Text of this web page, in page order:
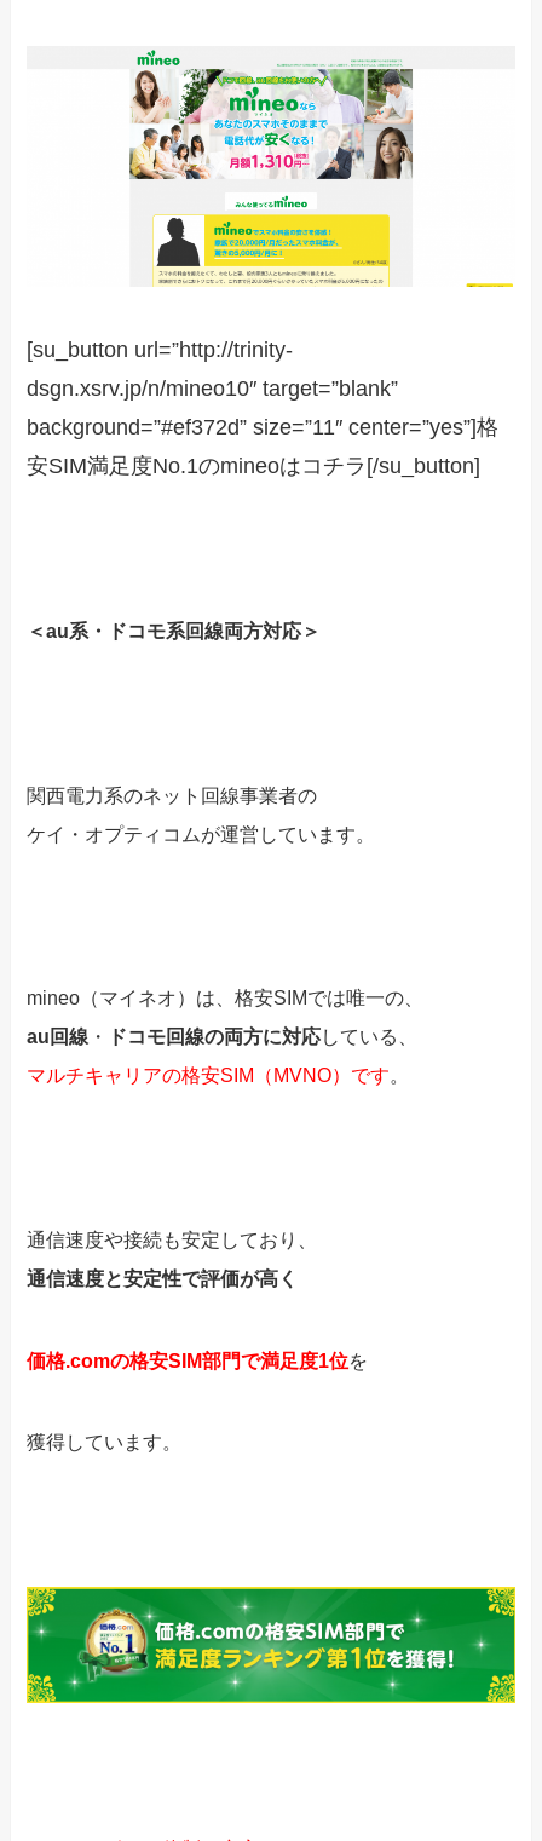
[su_button url=”http://trinity-
dsgn.xsrv.jp/n/mineo10″ target=”blank”
background=”#ef372d” size=”11″ center=”yes”]格
安SIM満足度No.1のmineoはコチラ[/su_button]
＜au系・ドコモ系回線両方対応＞
関西電力系のネット回線事業者の
ケイ・オプティコムが運営しています。
mineo（マイネオ）は、格安SIMでは唯一の、
au回線 ・ ドコモ回線の両方に対応している、
マルチキャリアの格安SIM（MVNO）です。
通信速度や接続も安定しており、
通信速度と安定性で評価が高く
価格.comの格安SIM部門で満足度1位を
獲得しています。